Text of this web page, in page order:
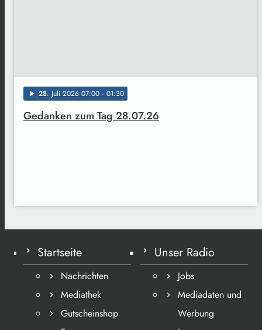
play_arrow 28. Juli 2026 07:00 · 01:30
Gedanken zum Tag 28.07.26
Startseite
Nachrichten
Mediathek
Gutscheinshop
Unser Radio
Jobs
Mediadaten und
Werbung